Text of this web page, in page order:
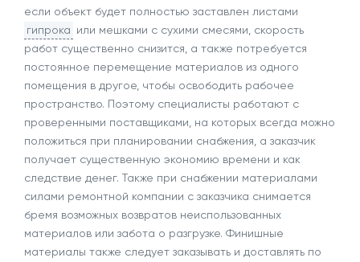
если объект будет полностью заставлен листами
гипрока или мешками с сухими смесями, скорость
работ существенно снизится, а также потребуется
постоянное перемещение материалов из одного
помещения в другое, чтобы освободить рабочее
пространство. Поэтому специалисты работают с
проверенными поставщиками, на которых всегда можно
положиться при планировании снабжения, а заказчик
получает существенную экономию времени и как
следствие денег. Также при снабжении материалами
силами ремонтной компании с заказчика снимается
бремя возможных возвратов неиспользованных
материалов или забота о разгрузке. Финишные
материалы также следует заказывать и доставлять по